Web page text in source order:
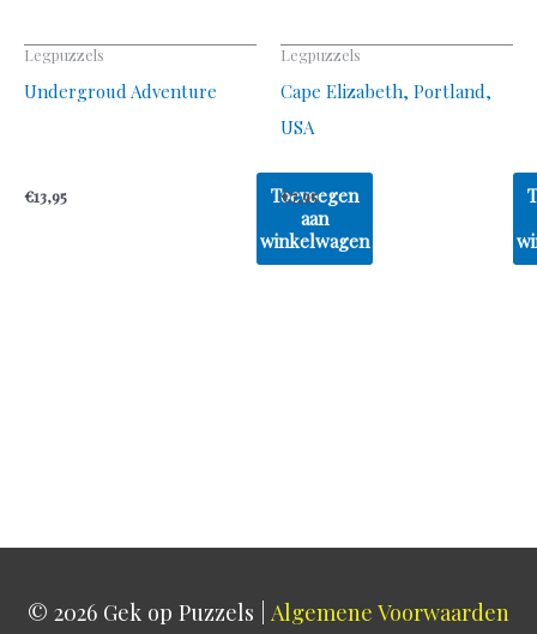
Legpuzzels
Undergroud Adventure
€13,95
Toevoegen
aan
winkelwagen
Legpuzzels
Cape Elizabeth, Portland,
USA
€7,95
© 2026 Gek op Puzzels
Algemene Voorwaarden